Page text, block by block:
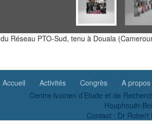
Réseau PTO-Sud, tenu à Douala
Accueil Activités Congrès
A
Centre Ivoirien d’Etude et de
Houphouët-
Contact : Dr